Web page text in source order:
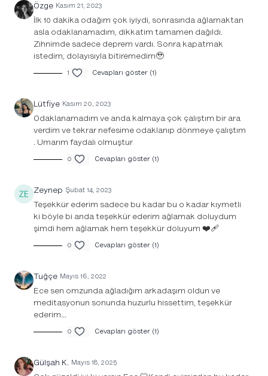
Özge Kasım 21, 2023
İlk 10 dakika odağım çok iyiydi, sonrasında ağlamaktan
asla odaklanamadım, dikkatim tamamen dağıldı.
Zihnimde sadece deprem vardı. Sonra kapatmak
istedim, dolayısıyla bitiremedim🥹
1 Cevapları göster (1)
Lütfiye Kasım 20, 2023
Odaklanamadım ve anda kalmaya çok çalıştım bir ara
verdim ve tekrar nefesime odaklanıp dönmeye çalıştım
. Umarım faydalı olmuştur
0 Cevapları göster (1)
Zeynep Şubat 14, 2023
Teşekkür ederim sadece bu kadar bu o kadar kıymetli
ki böyle bi anda teşekkür ederim ağlamak doluydum
şimdi hem ağlamak hem teşekkür doluyum ❤️‍🩹
0 Cevapları göster (1)
Tuğçe Mayıs 16, 2022
Ece sen omzunda ağladığım arkadaşım oldun ve
meditasyonun sonunda huzurlu hissettim, teşekkür
ederim...
0 Cevapları göster (1)
Gülşah K. Mayıs 18, 2025